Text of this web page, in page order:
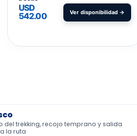
USD
542.00
Ver disponibilidad →
del trekking, recojo temprano y salida
la ruta